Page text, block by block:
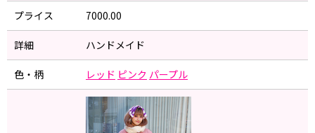
プライス 7000.00
詳細 ハンドメイド
色・柄 レッド ピンク パープル